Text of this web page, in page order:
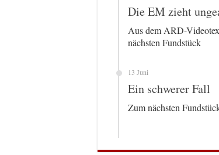
Die EM zieht
Aus dem ARD-
nächsten Fundstück
13 Juni
Ein schwerer Fall
Zum nächsten